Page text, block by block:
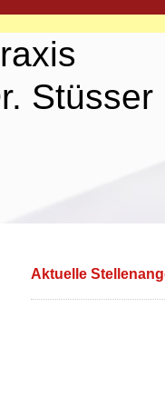
Aktuelle